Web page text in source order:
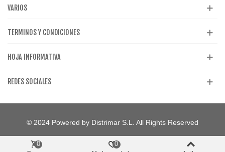
VARIOS
TERMINOS Y CONDICIONES
HOJA INFORMATIVA
REDES SOCIALES
© 2024 Powered by Distrimar S.L. All Rights Reserved
0 0